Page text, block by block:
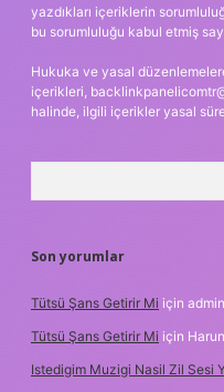
yazdıkları içeriklerin
bu sorumluluğu kabul etmiş
Hukuka ve yasal
içerikleri,
halinde, ilgili içerikler yasal
Son yorumlar
Tütsü Şans Getirir Mi için admin
Tütsü Şans Getirir Mi için Harun
Istedigim Muzigi Nasil Zil Sesi